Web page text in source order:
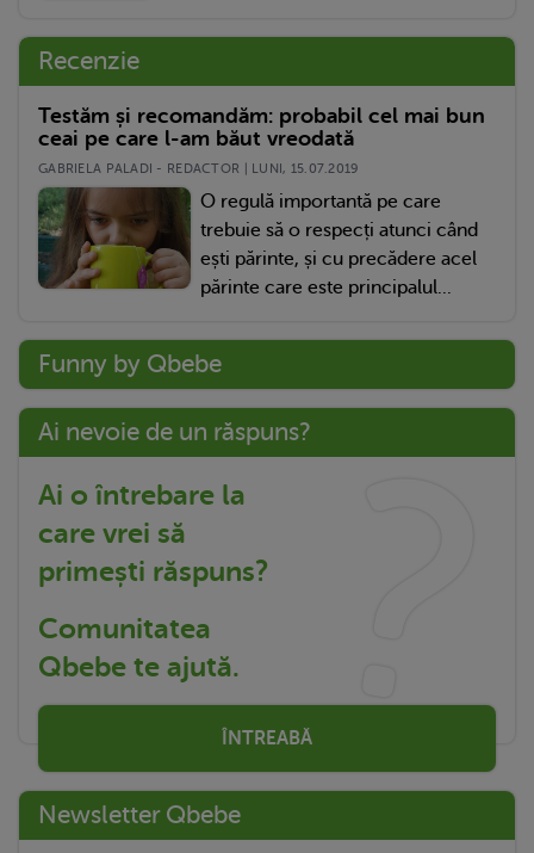
Recenzie
Testăm și recomandăm: probabil cel mai bun
ceai pe care l-am băut vreodată
GABRIELA PALADI - REDACTOR | LUNI, 15.07.2019
O regulă importantă pe care
trebuie să o respecți atunci când
ești părinte, și cu precădere acel
părinte care este principalul...
Funny by Qbebe
Ai nevoie de un răspuns?
Ai o întrebare la
care vrei să
primești răspuns?
Comunitatea
Qbebe te ajută.
ÎNTREABĂ
Newsletter Qbebe